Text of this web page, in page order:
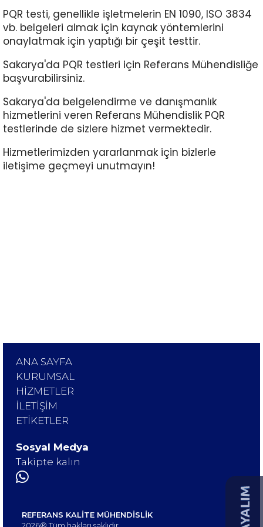
İnsan
Kaynakları
Sertifikalar
Markalar
İletişim
PQR testi, genellikle işletmelerin EN 1090, ISO 3834
vb. belgeleri almak için kaynak yöntemlerini
onaylatmak için yaptığı bir çeşit testtir.
Sakarya'da PQR testleri için Referans Mühendisliğe
başvurabilirsiniz.
Sakarya'da belgelendirme ve danışmanlık
hizmetlerini veren Referans Mühendislik PQR
testlerinde de sizlere hizmet vermektedir.
Hizmetlerimizden yararlanmak için bizlerle
iletişime geçmeyi unutmayın!
ANA SAYFA
KURUMSAL
HİZMETLER
İLETİŞİM
ETİKETLER
Sosyal Medya
Takipte kalın
REFERANS KALİTE MÜHENDİSLİK